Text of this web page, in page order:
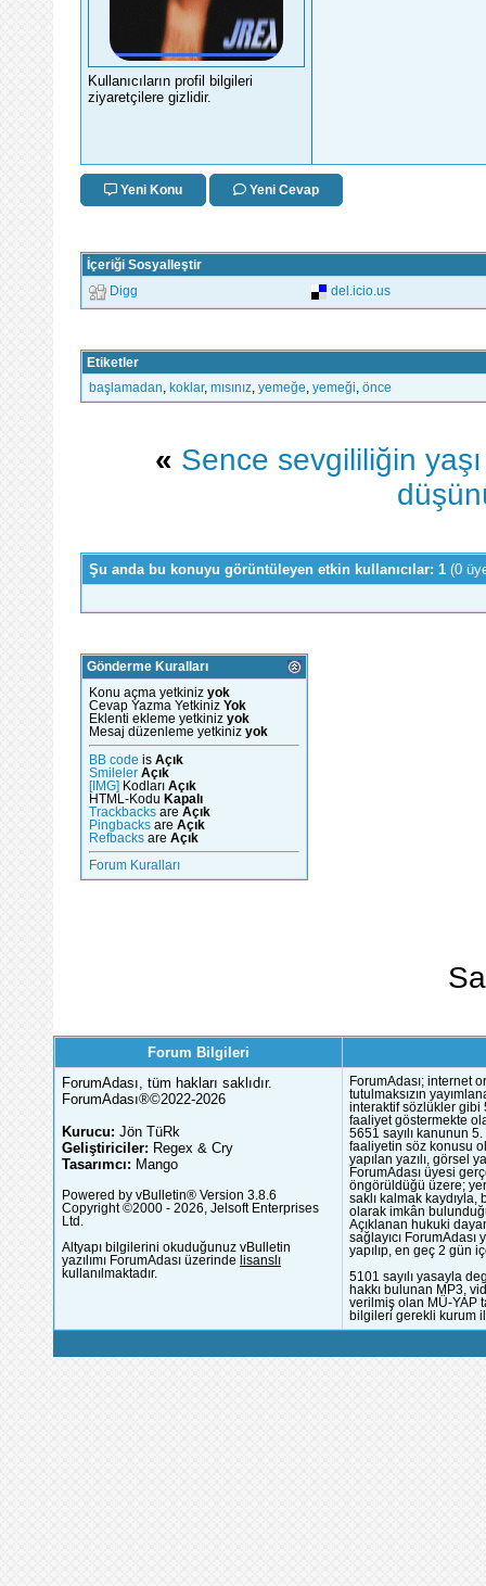
Kullanıcıların profil bilgileri
ziyaretçilere gizlidir.
Yeni Konu Yeni Cevap
İçeriği Sosyalleştir
Digg del.icio.us
Etiketler
başlamadan
koklar, mısınız yemeğe yemeği önce
« Sence sevgililiğin
Şu anda bu konuyu görüntüleyen etkin kullanıcılar: 1 (0
Gönderme Kuralları
Konu açma yetkiniz yok
Cevap Yazma Yetkiniz Yok
Eklenti ekleme yetkiniz yok
Mesaj düzenleme yetkiniz yok
BB code is Açık
Smileler Açık
[IMG] Kodları Açık
HTML-Kodu Kapalı
Trackbacks are Açık
Pingbacks are Açık
Refbacks are Açık
Forum Kuralları
Forum Bilgileri
ForumAdası, tüm hakları saklıdır.
ForumAdası®©2022-2026
Kurucu: Jön TüRk
Geliştiriciler: Regex & Cry
Tasarımcı: Mango
Powered by vBulletin® Version 3.8.6
Copyright ©2000 - 2026, Jelsoft Enterprises
Ltd.
Altyapı bilgilerini okuduğunuz vBulletin
yazılımı ForumAdası üzerinde lisanslı
kullanılmaktadır.
ForumAdası; internet
tutulmaksızın
interaktif sözlükler gibi
faaliyet göstermekte
5651 sayılı kanunun
faaliyetin söz konusu
yapılan yazılı, görsel
ForumAdası üyesi
öngörüldüğü üzere;
saklı kalmak
olarak imkân
Açıklanan hukuki
sağlayıcı
yapılıp, en geç 2 gün
5101 sayılı yasayla
hakkı bulunan MP3,
verilmiş olan MÜ-YAP
bilgileri gerekli kurum